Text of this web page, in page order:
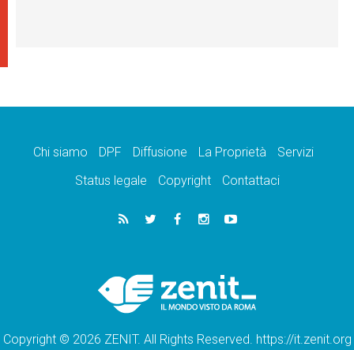
Chi siamo DPF Diffusione La Proprietà
Servizi
Status legale
Copyright Contattaci
Copyright © 2026 ZENIT. All Rights Reserved. https://it.zenit.org